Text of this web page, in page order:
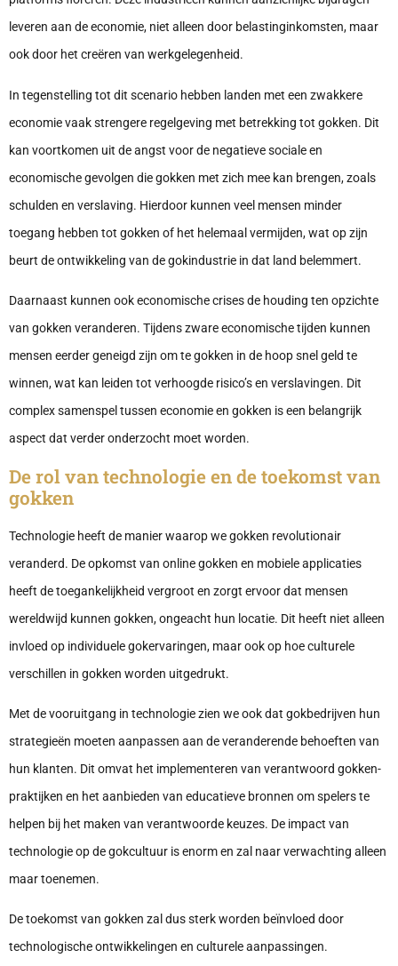
leveren aan de economie, niet alleen door belastinginkomsten, maar
ook door het creëren van werkgelegenheid.
In tegenstelling tot dit scenario hebben landen met een zwakkere
economie vaak strengere regelgeving met betrekking tot gokken. Dit
kan voortkomen uit de angst voor de negatieve sociale en
economische gevolgen die gokken met zich mee kan brengen, zoals
schulden en verslaving. Hierdoor kunnen veel mensen minder
toegang hebben tot gokken of het helemaal vermijden, wat op zijn
beurt de ontwikkeling van de gokindustrie in dat land belemmert.
Daarnaast kunnen ook economische crises de houding ten opzichte
van gokken veranderen. Tijdens zware economische tijden kunnen
mensen eerder geneigd zijn om te gokken in de hoop snel geld te
winnen, wat kan leiden tot verhoogde risico’s en verslavingen. Dit
complex samenspel tussen economie en gokken is een belangrijk
aspect dat verder onderzocht moet worden.
De rol van technologie en de toekomst van
gokken
Technologie heeft de manier waarop we gokken revolutionair
veranderd. De opkomst van online gokken en mobiele applicaties
heeft de toegankelijkheid vergroot en zorgt ervoor dat mensen
wereldwijd kunnen gokken, ongeacht hun locatie. Dit heeft niet alleen
invloed op individuele gokervaringen, maar ook op hoe culturele
verschillen in gokken worden uitgedrukt.
Met de vooruitgang in technologie zien we ook dat gokbedrijven hun
strategieën moeten aanpassen aan de veranderende behoeften van
hun klanten. Dit omvat het implementeren van verantwoord gokken-
praktijken en het aanbieden van educatieve bronnen om spelers te
helpen bij het maken van verantwoorde keuzes. De impact van
technologie op de gokcultuur is enorm en zal naar verwachting alleen
maar toenemen.
De toekomst van gokken zal dus sterk worden beïnvloed door
technologische ontwikkelingen en culturele aanpassingen.